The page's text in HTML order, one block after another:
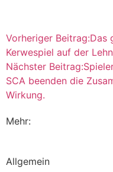
Vorheriger Beitrag:Das
Kerwespiel auf der
Nächster Beitrag:
SCA beenden die
Wirkung.
Mehr:
Allgemein